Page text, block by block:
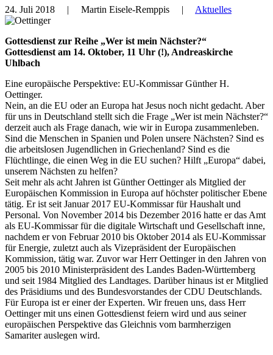
24. Juli 2018 | Martin Eisele-Remppis | Aktuelles
Gottesdienst zur Reihe „Wer ist mein Nächster?“
Gottesdienst am 14. Oktober, 11 Uhr (!), Andreaskirche
Uhlbach
Eine europäische Perspektive: EU-Kommissar Günther H.
Oettinger.
Nein, an die EU oder an Europa hat Jesus noch nicht gedacht. Aber
für uns in Deutschland stellt sich die Frage „Wer ist mein Nächster?“
derzeit auch als Frage danach, wie wir in Europa zusammenleben.
Sind die Menschen in Spanien und Polen unsere Nächsten? Sind es
die arbeitslosen Jugendlichen in Griechenland? Sind es die
Flüchtlinge, die einen Weg in die EU suchen? Hilft „Europa“ dabei,
unserem Nächsten zu helfen?
Seit mehr als acht Jahren ist Günther Oettinger als Mitglied der
Europäischen Kommission in Europa auf höchster politischer Ebene
tätig. Er ist seit Januar 2017 EU-Kommissar für Haushalt und
Personal. Von November 2014 bis Dezember 2016 hatte er das Amt
als EU-Kommissar für die digitale Wirtschaft und Gesellschaft inne,
nachdem er von Februar 2010 bis Oktober 2014 als EU-Kommissar
für Energie, zuletzt auch als Vizepräsident der Europäischen
Kommission, tätig war. Zuvor war Herr Oettinger in den Jahren von
2005 bis 2010 Ministerpräsident des Landes Baden-Württemberg
und seit 1984 Mitglied des Landtages. Darüber hinaus ist er Mitglied
des Präsidiums und des Bundesvorstandes der CDU Deutschlands.
Für Europa ist er einer der Experten. Wir freuen uns, dass Herr
Oettinger mit uns einen Gottesdienst feiern wird und aus seiner
europäischen Perspektive das Gleichnis vom barmherzigen
Samariter auslegen wird.